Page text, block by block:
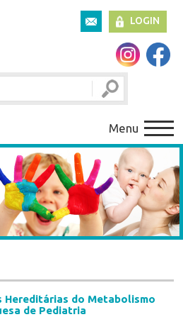
LOGIN
Menu
Hereditárias do Metabolismo
de Pediatria